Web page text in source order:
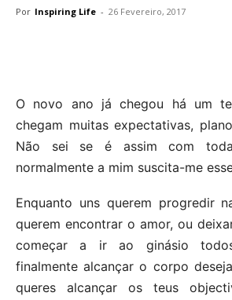
Por Inspiring Life - 26 Fevereiro, 2017
O novo ano já chegou há um
chegam muitas expectativas,
Não sei se é assim com
normalmente a mim suscita-me
Enquanto uns querem progredir
querem encontrar o amor, ou
começar a ir ao ginásio
finalmente alcançar o corpo
queres alcançar os teus